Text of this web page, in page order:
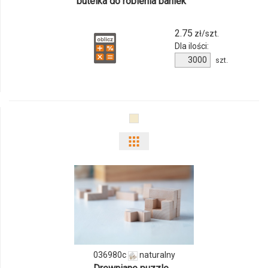
2.75 zł/szt.
Dla ilości:
Ilość
produktu
szt.
odmiany
i
ilości
036980c
036980c naturalny